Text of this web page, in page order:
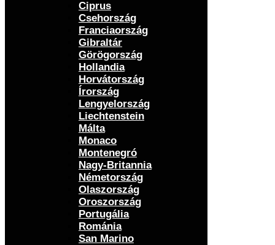
Ciprus
Csehország
Franciaország
Gibraltár
Görögország
Hollandia
Horvátország
Írország
Lengyelország
Liechtenstein
Málta
Monaco
Montenegró
Nagy-Britannia
Németország
Olaszország
Oroszország
Portugália
Románia
San Marino